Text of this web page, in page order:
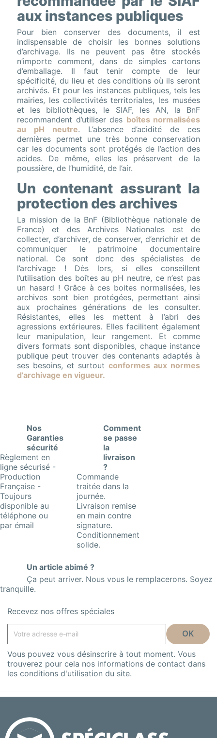
aux instances publiques
Pour bien conserver des documents, il est
indispensable de choisir les bonnes solutions
d’archivage. Ils ne peuvent pas être stockés
n’importe comment, dans de simples cartons
d’emballage. Il faut tenir compte de leur
spécificité, du lieu et des conditions où ils seront
archivés. Et pour les instances publiques, tels les
mairies, les collectivités territoriales, les musées
et les bibliothèques, le SIAF, les AN, la BnF
recommandent d’utiliser des boîtes normalisées
au pH neutre. L’absence d’acidité de ces
dernières permet une très bonne conservation
car les documents sont protégés de l’action des
acides. De même, elles les préservent de la
poussière, de l’humidité, de l’air.
Un contenant assurant la
protection des archives
La mission de la BnF (Bibliothèque nationale de
France) et des Archives Nationales est de
collecter, d’archiver, de conserver, d’enrichir et de
communiquer le patrimoine documentaire
national. Ce sont donc des spécialistes de
l’archivage ! Dès lors, si elles conseillent
l’utilisation des boîtes au pH neutre, ce n’est pas
un hasard ! Grâce à ces boites normalisées, les
archives sont bien protégées, permettant ainsi
aux prochaines générations de les consulter.
Résistantes, elles les mettent à l’abri des
agressions extérieures. Elles facilitent également
leur manipulation, leur rangement. Et comme
divers formats sont disponibles, chaque instance
publique peut trouver des contenants adaptés à
ses besoins, et surtout conformes aux normes
d’archivage en vigueur.
Nos
Garanties
sécurité
Règlement en
ligne sécurisé -
Production
Française -
Toujours
disponible au
téléphone ou
par émail
Comment
se passe
la
livraison
?
Commande
traitée dans la
journée.
Livraison remise
en main contre
signature.
Conditionnement
solide.
Un article abimé ?
Ça peut arriver. Nous vous le remplacerons. Soyez
tranquille.
Recevez nos offres spéciales
Vous pouvez vous désinscrire à tout moment. Vous
trouverez pour cela nos informations de contact dans
les conditions d'utilisation du site.